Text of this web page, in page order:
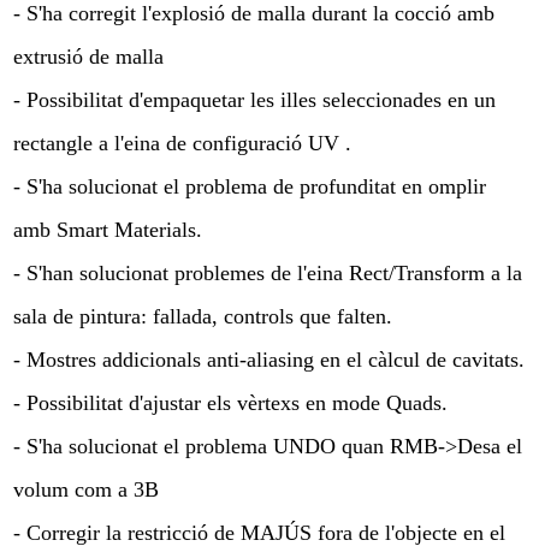
- S'ha corregit l'explosió de malla durant la cocció amb
extrusió de malla
- Possibilitat d'empaquetar les illes seleccionades en un
rectangle a l'eina de configuració UV .
- S'ha solucionat el problema de profunditat en omplir
amb Smart Materials.
- S'han solucionat problemes de l'eina Rect/Transform a la
sala de pintura: fallada, controls que falten.
- Mostres addicionals anti-aliasing en el càlcul de cavitats.
- Possibilitat d'ajustar els vèrtexs en mode Quads.
- S'ha solucionat el problema UNDO quan RMB->Desa el
volum com a 3B
- Corregir la restricció de MAJÚS fora de l'objecte en el